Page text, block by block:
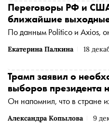
Екатерина Палкина 18
Переговоры РФ и
ближайшие
По данным Politico и Axios,
Александра Копылова 9
Трамп заявил о
выборов президента
Он напомнил, что в стране